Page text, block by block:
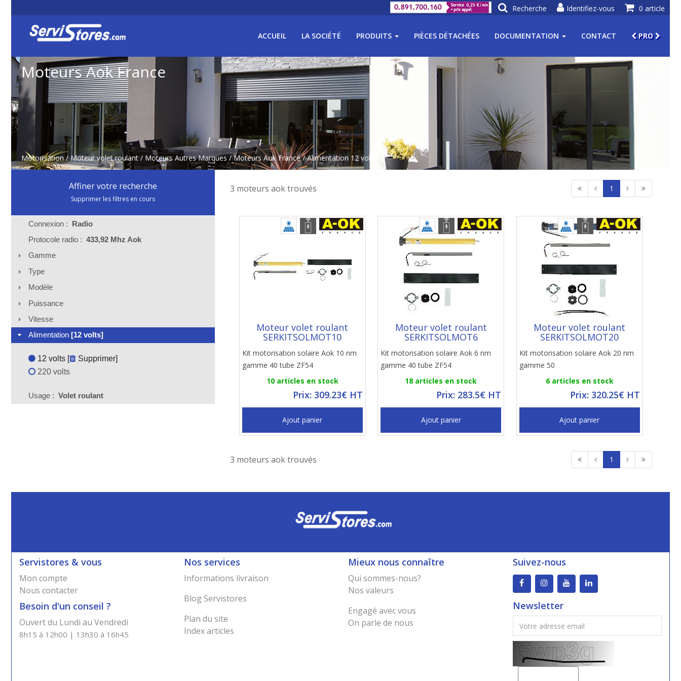
0 article
Identifiez-vous
Recherche
ACCUEIL LA SOCIÉTÉ PRODUITS PIÈCES DÉTACHÉES DOCUMENTATION CONTACT PRO
Moteurs Aok France
Motorisation /Moteur volet roulant / Moteurs Autres Marques /Moteurs Aok France / Alimentation 12 volts
Affiner votre recherche
Supprimer les filtres en cours
Connexion : Radio
Protocole radio : 433,92 Mhz Aok
Gamme
Type
Modèle
Puissance
Vitesse
Alimentation [12 volts]
12 volts [ Supprimer]
220 volts
Usage : Volet roulant
3 moteurs aok trouvés 1
Moteur volet roulant
SERKITSOLMOT10
Kit motorisation solaire Aok 10 nm
gamme 40 tube ZF54
10 articles en stock
Prix: 309.23€ HT
Ajout panier
Moteur volet roulant
SERKITSOLMOT6
Kit motorisation solaire Aok 6 nm
gamme 40 tube ZF54
18 articles en stock
Prix: 283.5€ HT
Ajout panier
Moteur volet roulant
SERKITSOLMOT20
Kit motorisation solaire Aok 20 nm
gamme 50
6 articles en stock
Prix: 320.25€ HT
Ajout panier
3 moteurs aok trouvés 1
Servistores & vous
Mon compte
Nous contacter
Besoin d'un conseil ?
Ouvert du Lundi au Vendredi
8h15 à 12h00 | 13h30 à 16h45
Nos services
Informations livraison
Blog Servistores
Plan du site
Index articles
Mieux nous connaître
Qui sommes-nous?
Nos valeurs
Engagé avec vous
On parle de nous
Suivez-nous
Newsletter